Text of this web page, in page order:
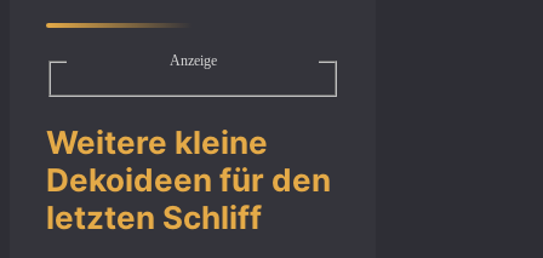
Anzeige
Weitere kleine
Dekoideen für den
letzten Schliff